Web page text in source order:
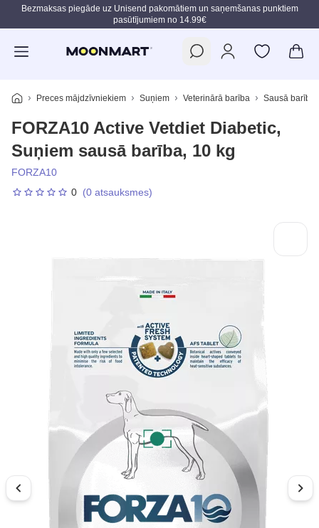
Pāriet uz galveno saturu
Bezmaksas piegāde uz Unisend pakomātiem un saņemšanas punktiem
pasūtījumiem no 14.99€
Preces mājdzīvniekiem Suņiem Veterinārā barība Sausā barība
FORZA10 Active Vetdiet Diabetic,
Suņiem sausā barība, 10 kg
FORZA10
0 (0 atsauksmes)